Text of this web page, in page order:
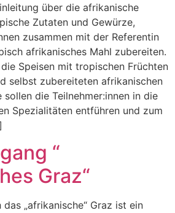
über die afrikanische
Zutaten und Gewürze,
zusammen mit der Referentin
afrikanisches Mahl zubereiten.
Speisen mit tropischen Früchten
selbst zubereiteten afrikanischen
sollen die Teilnehmer:innen in die
Spezialitäten entführen und zum
“
Graz“
„afrikanische“ Graz ist ein